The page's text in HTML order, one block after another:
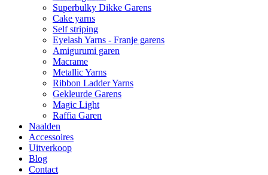
Superbulky Dikke Garens
Cake yarns
Self striping
Eyelash Yarns - Franje garens
Amigurumi garen
Macrame
Metallic Yarns
Ribbon Ladder Yarns
Gekleurde Garens
Magic Light
Raffia Garen
Naalden
Accessoires
Uitverkoop
Blog
Contact